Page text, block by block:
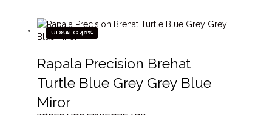
UDSALG 40%
Rapala Precision Brehat
Turtle Blue Grey Grey Blue
Miror